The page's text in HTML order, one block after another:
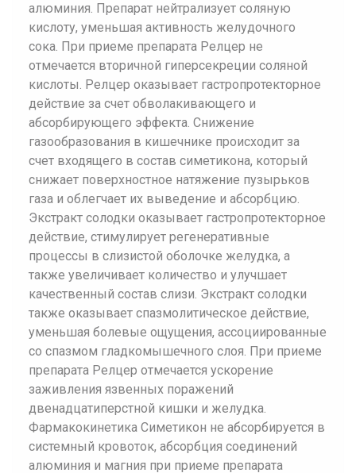
алюминия. Препарат нейтрализует соляную
кислоту, уменьшая активность желудочного
сока. При приеме препарата Релцер не
отмечается вторичной гиперсекреции соляной
кислоты. Релцер оказывает гастропротекторное
действие за счет обволакивающего и
абсорбирующего эффекта. Снижение
газообразования в кишечнике происходит за
счет входящего в состав симетикона, который
снижает поверхностное натяжение пузырьков
газа и облегчает их выведение и абсорбцию.
Экстракт солодки оказывает гастропротекторное
действие, стимулирует регенеративные
процессы в слизистой оболочке желудка, а
также увеличивает количество и улучшает
качественный состав слизи. Экстракт солодки
также оказывает спазмолитическое действие,
уменьшая болевые ощущения, ассоциированные
со спазмом гладкомышечного слоя. При приеме
препарата Релцер отмечается ускорение
заживления язвенных поражений
двенадцатиперстной кишки и желудка.
Фармакокинетика Симетикон не абсорбируется в
системный кровоток, абсорбция соединений
алюминия и магния при приеме препарата